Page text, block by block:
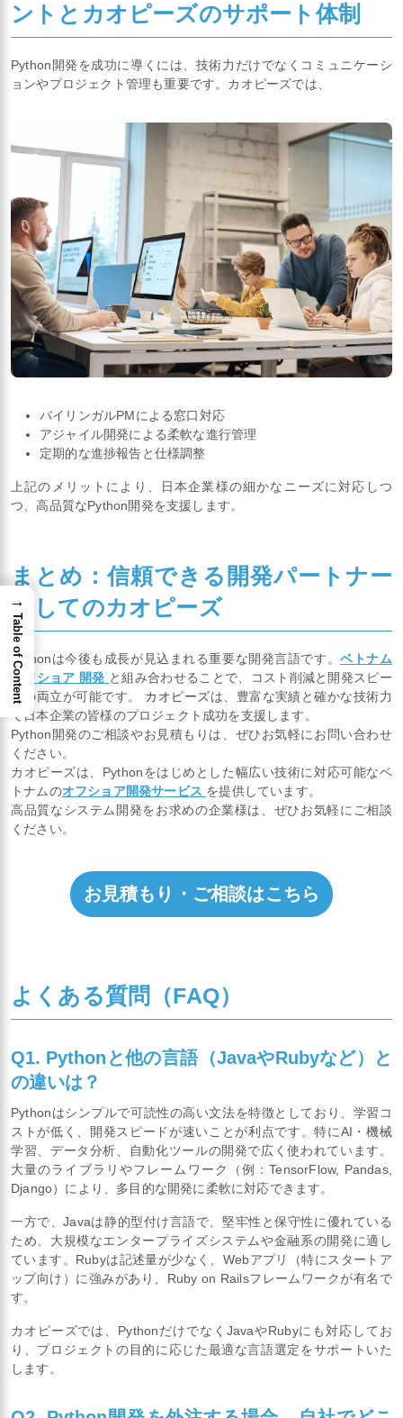
ントとカオピーズのサポート体制
Python開発を成功に導くには、技術力だけでなくコミュニケーシ
ョンやプロジェクト管理も重要です。カオピーズでは、
バイリンガルPMによる窓口対応
アジャイル開発による柔軟な進行管理
定期的な進捗報告と仕様調整
上記のメリットにより、日本企業様の細かなニーズに対応しつ
つ、高品質なPython開発を支援します。
まとめ：信頼できる開発パートナー
としてのカオピーズ
Pythonは今後も成長が見込まれる重要な開発言語です。ベトナム
オフショア 開発 と組み合わせることで、コスト削減と開発スピー
ドの両立が可能です。
カオピーズは、豊富な実績と確かな技術力
で日本企業の皆様のプロジェクト成功を支援します。
Python開発のご相談やお見積もりは、ぜひお気軽にお問い合わせ
ください。
カオピーズは、Pythonをはじめとした幅広い技術に対応可能なベ
トナムのオフショア開発サービス を提供しています。
高品質なシステム開発をお求めの企業様は、ぜひお気軽にご相談
ください。
お見積もり・ご相談はこちら
よくある質問（FAQ）
Q1. Pythonと他の言語（JavaやRubyなど）と
の違いは？
Pythonはシンプルで可読性の高い文法を特徴としており、学習コ
ストが低く、開発スピードが速いことが利点です。特にAI・機械
学習、データ分析、自動化ツールの開発で広く使われています。
大量のライブラリやフレームワーク（例：TensorFlow, Pandas,
Django）により、多目的な開発に柔軟に対応できます。
一方で、Javaは静的型付け言語で、堅牢性と保守性に優れている
ため、大規模なエンタープライズシステムや金融系の開発に適し
ています。Rubyは記述量が少なく、Webアプリ（特にスタートア
ップ向け）に強みがあり、Ruby on Railsフレームワークが有名で
す。
カオピーズでは、PythonだけでなくJavaやRubyにも対応してお
り、プロジェクトの目的に応じた最適な言語選定をサポートいた
します。
→
Table of Content